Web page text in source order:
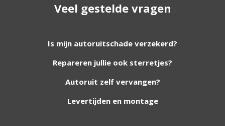
Veel gestelde vragen
Is mijn autoruitschade verzekerd?
Repareren jullie ook sterretjes?
Autoruit zelf vervangen?
Levertijden en montage